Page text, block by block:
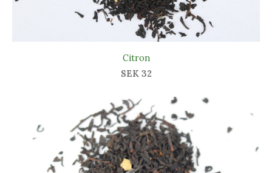
Citron
SEK 32